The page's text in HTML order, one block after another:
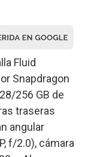
Fluid
Snapdragon
256 GB de
traseras
angular
f/2.0), cámara